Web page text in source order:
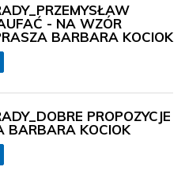
- NA WZÓR
BARBARA KOCIOK
PROPOZYCJE
BARBARA KOCIOK